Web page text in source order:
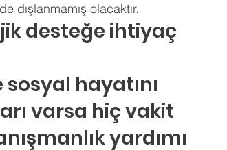
dışlanmamış olacaktır.
desteğe ihtiyaç
hayatını
varsa hiç vakit
yardımı